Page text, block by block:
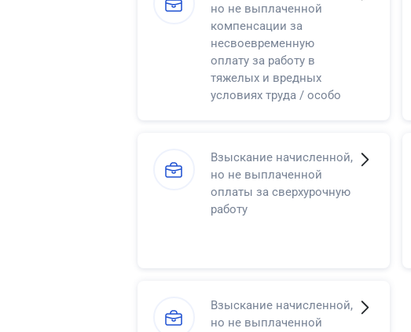
но не выплаченной
компенсации за
несвоевременную
оплату за работу в
тяжелых и вредных
условиях труда / особо
Взыскание начисленной,
но не выплаченной
оплаты за сверхурочную
работу
Взыскание начисленной,
но не выплаченной